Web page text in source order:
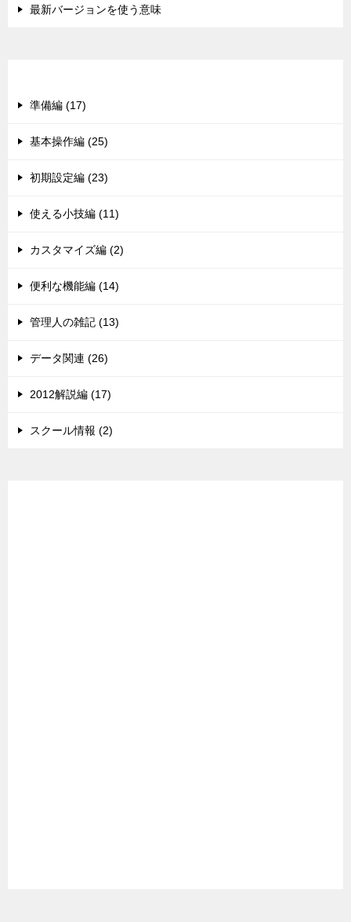
最新バージョンを使う意味
準備編 (17)
基本操作編 (25)
初期設定編 (23)
使える小技編 (11)
カスタマイズ編 (2)
便利な機能編 (14)
管理人の雑記 (13)
データ関連 (26)
2012解説編 (17)
スクール情報 (2)